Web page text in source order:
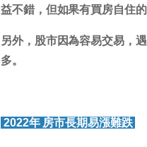
益不錯，但如果有買房自住
另外，股市因為容易交易，
多。
2022年 房市長期易漲難跌